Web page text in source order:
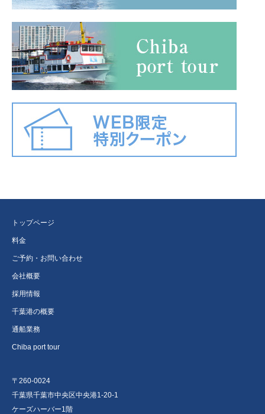
トップページ
料金
ご予約・お問い合わせ
会社概要
採用情報
千葉港の概要
通船業務
Chiba port tour
〒260-0024
千葉県千葉市中央区中央港1-20-1
ケーズハーバー1階